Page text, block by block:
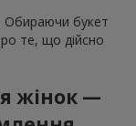
Обираючи букет
те, що дійсно
жінок —